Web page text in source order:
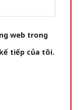
web trong
tiếp của tôi.